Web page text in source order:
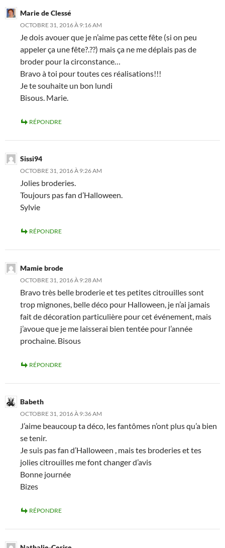
Marie de Clessé
OCTOBRE 31, 2016 À 9:16 AM
Je dois avouer que je n’aime pas cette fête (si on peu
appeler ça une fête?.??) mais ça ne me déplais pas de
broder pour la circonstance…
Bravo à toi pour toutes ces réalisations!!!
Je te souhaite un bon lundi
Bisous. Marie.
RÉPONDRE
Sissi94
OCTOBRE 31, 2016 À 9:26 AM
Jolies broderies.
Toujours pas fan d’Halloween.
Sylvie
RÉPONDRE
Mamie brode
OCTOBRE 31, 2016 À 9:28 AM
Bravo très belle broderie et tes petites citrouilles sont
trop mignones, belle déco pour Halloween, je n’ai jamais
fait de décoration particulière pour cet événement, mais
j’avoue que je me laisserai bien tentée pour l’année
prochaine. Bisous
RÉPONDRE
Babeth
OCTOBRE 31, 2016 À 9:36 AM
J’aime beaucoup ta déco, les fantômes n’ont plus qu’a bien
se tenir.
Je suis pas fan d’Halloween , mais tes broderies et tes
jolies citrouilles me font changer d’avis
Bonne journée
Bizes
RÉPONDRE